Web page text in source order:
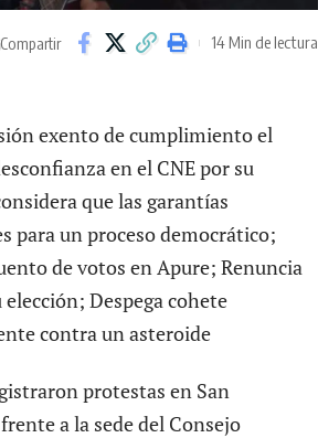
Compartir 14 Min de lectura
exento de cumplimiento el
en el CNE por su
que las garantías
para un proceso democrático;
de votos en Apure; Renuncia
Despega cohete
contra un asteroide
protestas en San
a la sede del Consejo